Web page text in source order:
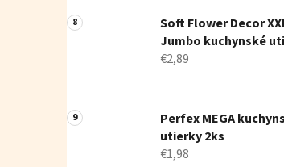
Soft Flower Decor
Jumbo kuchynské
€2,89
Perfex MEGA
utierky 2ks
€1,98